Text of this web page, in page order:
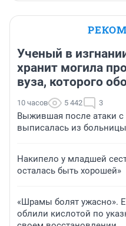
Ученый в
хранит могила
вуза, которого
10 часов 5 442 3
Выжившая после атаки с
выписалась из больницы
Накипело у младшей
осталась быть хорошей»
«Шрамы болят ужасно».
облили кислотой по